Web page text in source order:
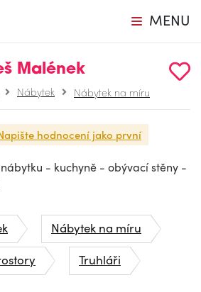
MENU
Malének
Nábytek Nábytek na míru
hodnocení jako první
- kuchyně - obývací stěny -
Nábytek na míru
Truhláři